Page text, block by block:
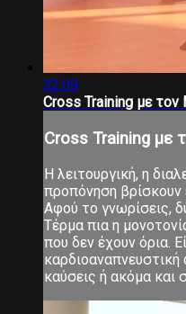
32:09
Cross Training με
Cross Training με
Η λειτουργική, η
προπόνηση βρίσκουν
Αφού το γνωρίσεις,
Τέρμα πια η
που δεν έχουν όρια.
καρδιοαναπνευστική
καύσεις ή ακόμα και